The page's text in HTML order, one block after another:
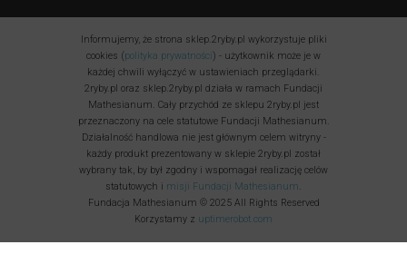
Informujemy, że strona sklep.2ryby.pl wykorzystuje pliki
cookies (polityka prywatności) - użytkownik może je w
każdej chwili wyłączyć w ustawieniach przeglądarki.
2ryby.pl oraz sklep.2ryby.pl działa w ramach Fundacji
Mathesianum. Cały przychód ze sklepu 2ryby.pl jest
przeznaczony na cele statutowe Fundacji Mathesianum.
Działalność handlowa nie jest głównym celem witryny -
każdy produkt prezentowany w sklepie 2ryby.pl został
wybrany tak, by był zgodny i wspomagał realizację celów
statutowych i misji Fundacji Mathesianum.
Fundacja Mathesianum © 2025 All Rights Reserved
Korzystamy z uptimerobot.com